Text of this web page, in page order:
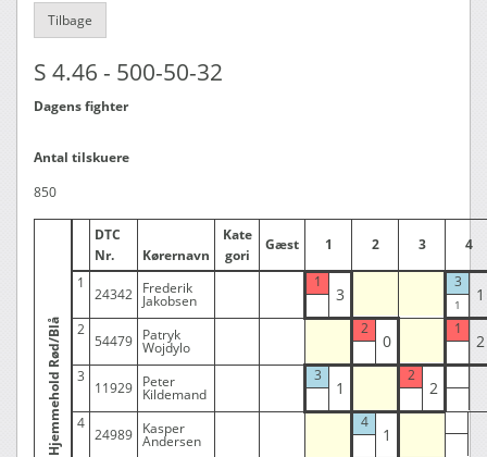
Tilbage
S 4.46 - 500-50-32
Dagens fighter
Antal tilskuere
850
Hjemmehold Rød/Blå
DTC
Nr.
Kørernavn
Kate
gori
Gæst 1 2 3 4
1
24342 Frederik
Jakobsen
1
3
3
1
2
54479 Patryk
Wojdylo
2
0
1
2
3
11929 Peter
Kildemand
3
1
2
2
4
24989 Kasper
Andersen
4
1